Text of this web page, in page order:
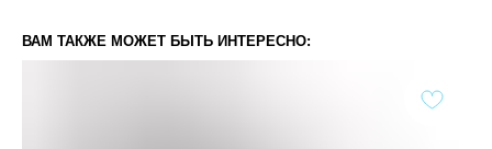
ВАМ ТАКЖЕ МОЖЕТ БЫТЬ ИНТЕРЕСНО: